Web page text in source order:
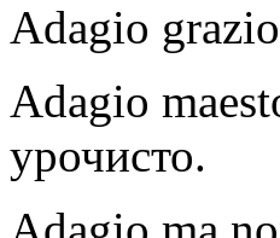
Adagio
Adagio
урочисто.